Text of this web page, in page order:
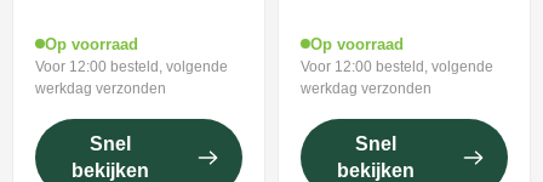
Op voorraad
Voor 12:00 besteld, volgende
werkdag verzonden
Snel
bekijken
12,5×12,5cm (b×h) -
puzzels
Op voorraad
Voor 12:00 besteld, volgende
werkdag verzonden
Snel
bekijken